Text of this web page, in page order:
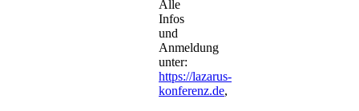
Alle
Infos
und
Anmeldung
unter:
https://lazarus-
konferenz.de,